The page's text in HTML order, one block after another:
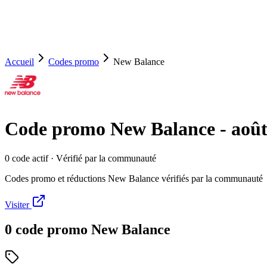
Accueil Codes promo New Balance
Code promo New Balance -
0 code actif· Vérifié par la communauté
Codes promo et réductions New Balance vérifiés par la communauté
Visiter
0 code promo New Balance